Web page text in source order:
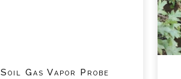
Soil Gas Vapor Probe